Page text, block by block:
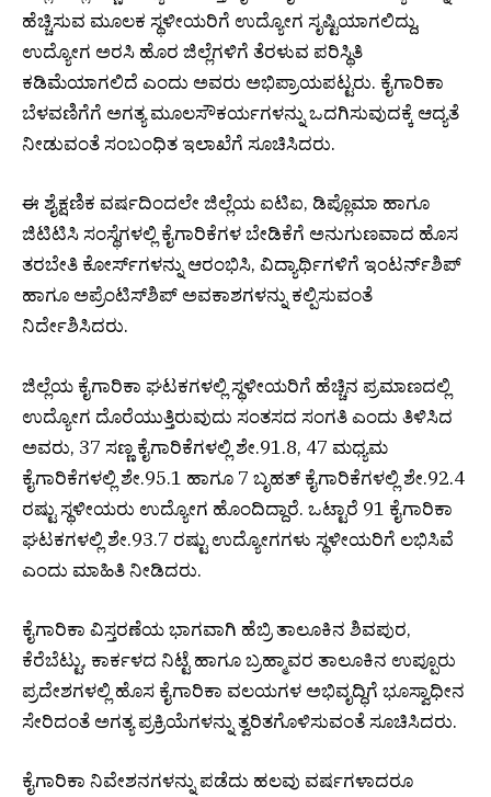
ಹೆಚ್ಚಿಸುವ ಮೂಲಕ ಸ್ಥಳೀಯರಿಗೆ ಉದ್ಯೋಗ ಸೃಷ್ಟಿಯಾಗಲಿದ್ದು,
ಉದ್ಯೋಗ ಅರಸಿ ಹೊರ ಜಿಲ್ಲೆಗಳಿಗೆ ತೆರಳುವ ಪರಿಸ್ಥಿತಿ
ಕಡಿಮೆಯಾಗಲಿದೆ ಎಂದು ಅವರು ಅಭಿಪ್ರಾಯಪಟ್ಟರು. ಕೈಗಾರಿಕಾ
ಬೆಳವಣಿಗೆಗೆ ಅಗತ್ಯ ಮೂಲಸೌಕರ್ಯಗಳನ್ನು ಒದಗಿಸುವುದಕ್ಕೆ ಆದ್ಯತೆ
ನೀಡುವಂತೆ ಸಂಬಂಧಿತ ಇಲಾಖೆಗೆ ಸೂಚಿಸಿದರು.
ಈ ಶೈಕ್ಷಣಿಕ ವರ್ಷದಿಂದಲೇ ಜಿಲ್ಲೆಯ ಐಟಿಐ, ಡಿಪ್ಲೊಮಾ ಹಾಗೂ
ಜಿಟಿಟಿಸಿ ಸಂಸ್ಥೆಗಳಲ್ಲಿ ಕೈಗಾರಿಕೆಗಳ ಬೇಡಿಕೆಗೆ ಅನುಗುಣವಾದ ಹೊಸ
ತರಬೇತಿ ಕೋರ್ಸ್‌ಗಳನ್ನು ಆರಂಭಿಸಿ, ವಿದ್ಯಾರ್ಥಿಗಳಿಗೆ ಇಂಟರ್ನ್‌ಶಿಪ್
ಹಾಗೂ ಅಪ್ರೆಂಟಿಸ್‌ಶಿಪ್ ಅವಕಾಶಗಳನ್ನು ಕಲ್ಪಿಸುವಂತೆ
ನಿರ್ದೇಶಿಸಿದರು.
ಜಿಲ್ಲೆಯ ಕೈಗಾರಿಕಾ ಘಟಕಗಳಲ್ಲಿ ಸ್ಥಳೀಯರಿಗೆ ಹೆಚ್ಚಿನ ಪ್ರಮಾಣದಲ್ಲಿ
ಉದ್ಯೋಗ ದೊರೆಯುತ್ತಿರುವುದು ಸಂತಸದ ಸಂಗತಿ ಎಂದು ತಿಳಿಸಿದ
ಅವರು, 37 ಸಣ್ಣ ಕೈಗಾರಿಕೆಗಳಲ್ಲಿ ಶೇ.91.8, 47 ಮಧ್ಯಮ
ಕೈಗಾರಿಕೆಗಳಲ್ಲಿ ಶೇ.95.1 ಹಾಗೂ 7 ಬೃಹತ್ ಕೈಗಾರಿಕೆಗಳಲ್ಲಿ ಶೇ.92.4
ರಷ್ಟು ಸ್ಥಳೀಯರು ಉದ್ಯೋಗ ಹೊಂದಿದ್ದಾರೆ. ಒಟ್ಟಾರೆ 91 ಕೈಗಾರಿಕಾ
ಘಟಕಗಳಲ್ಲಿ ಶೇ.93.7 ರಷ್ಟು ಉದ್ಯೋಗಗಳು ಸ್ಥಳೀಯರಿಗೆ ಲಭಿಸಿವೆ
ಎಂದು ಮಾಹಿತಿ ನೀಡಿದರು.
ಕೈಗಾರಿಕಾ ವಿಸ್ತರಣೆಯ ಭಾಗವಾಗಿ ಹೆಬ್ರಿ ತಾಲೂಕಿನ ಶಿವಪುರ,
ಕೆರೆಬೆಟ್ಟು, ಕಾರ್ಕಳದ ನಿಟ್ಟೆ ಹಾಗೂ ಬ್ರಹ್ಮಾವರ ತಾಲೂಕಿನ ಉಪ್ಪೂರು
ಪ್ರದೇಶಗಳಲ್ಲಿ ಹೊಸ ಕೈಗಾರಿಕಾ ವಲಯಗಳ ಅಭಿವೃದ್ಧಿಗೆ ಭೂಸ್ವಾಧೀನ
ಸೇರಿದಂತೆ ಅಗತ್ಯ ಪ್ರಕ್ರಿಯೆಗಳನ್ನು ತ್ವರಿತಗೊಳಿಸುವಂತೆ ಸೂಚಿಸಿದರು.
ಕೈಗಾರಿಕಾ ನಿವೇಶನಗಳನ್ನು ಪಡೆದು ಹಲವು ವರ್ಷಗಳಾದರೂ